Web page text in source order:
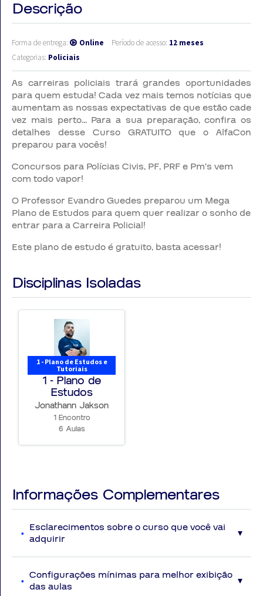
Descrição
Forma de entrega: Online Período de acesso: 12 meses
Categorias: Policiais
As carreiras policiais trará grandes oportunidades
para quem estuda! Cada vez mais temos notícias que
aumentam as nossas expectativas de que estão cade
vez mais perto... Para a sua preparação, confira os
detalhes desse Curso GRATUITO que o AlfaCon
preparou para vocês!
Concursos para Polícias Civis, PF, PRF e Pm's vem
com todo vapor!
O Professor Evandro Guedes preparou um Mega
Plano de Estudos para quem quer realizar o sonho de
entrar para a Carreira Policial!
Este plano de estudo é gratuito, basta acessar!
Disciplinas Isoladas
1 - Plano de Estudos e
Tutoriais
1 - Plano de
Estudos
Jonathann Jakson
1 Encontro
6 Aulas
Informações Complementares
Esclarecimentos sobre o curso que você vai
adquirir
Serão disponibilizadas ao aluno vídeoaulas com
conteúdos atualizados na data das gravações e
Configurações mínimas para melhor exibição
das aulas